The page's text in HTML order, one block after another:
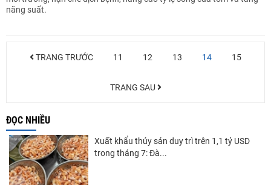
năng suất.
TRANG TRƯỚC 11 12 13 14 15
TRANG SAU
ĐỌC NHIỀU
Xuất khẩu thủy sản duy trì trên 1,1 tỷ USD
trong tháng 7: Đà...